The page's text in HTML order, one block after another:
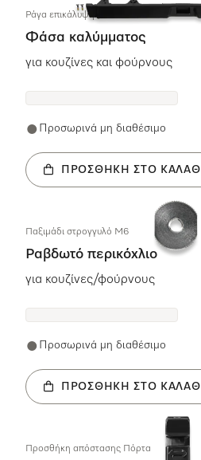
Pάγα επικάλυψης PY KD
Φάσα καλύμματος
για κουζίνες και φούρνους
Προσωρινά μη διαθέσιμο
ΠΡΟΣΘΉΚΗ ΣΤΟ ΚΑΛΆΘΙ
Παξιμάδι στρογγυλό M6
Ραβδωτό περικόχλιο
για κουζίνες/φούρνους
Προσωρινά μη διαθέσιμο
ΠΡΟΣΘΉΚΗ ΣΤΟ ΚΑΛΆΘΙ
Προσθήκη απόστασης Πόρτα